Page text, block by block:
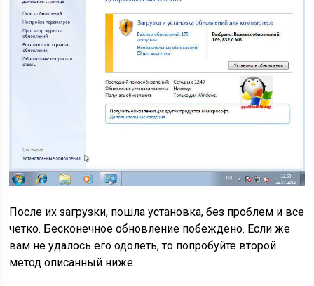
После их загрузки, пошла установка, без проблем и все
четко. Бесконечное обновление побеждено. Если же
вам не удалось его одолеть, то попробуйте второй
метод описанный ниже.